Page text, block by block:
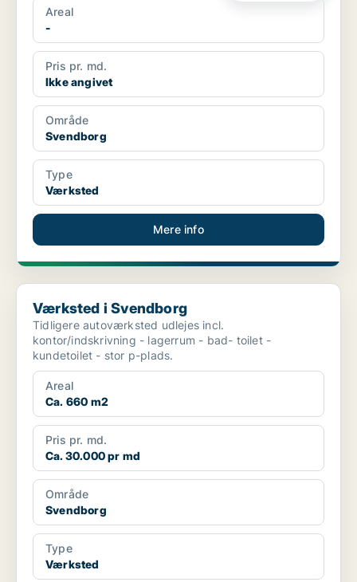
Areal
-
Pris pr. md.
Ikke angivet
Område
Svendborg
Type
Værksted
Mere info
Værksted i Svendborg
Værksted i Svendborg
Tidligere autoværksted udlejes incl.
kontor/indskrivning - lagerrum - bad- toilet -
kundetoilet - stor p-plads.
Areal
Ca. 660 m2
Pris pr. md.
Ca. 30.000 pr md
Område
Svendborg
Type
Værksted